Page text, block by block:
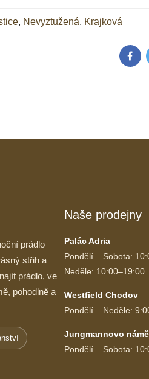
, Nevyztužená, Krajková
prádlo
střih a
prádlo, ve
pohodlně a
Naše prodejny
Palác Adria
Pondělí – Sobota:
Neděle: 10:00–19:00
Westfield Chodov
Pondělí – Neděle:
Jungmannovo
Pondělí – Sobota: